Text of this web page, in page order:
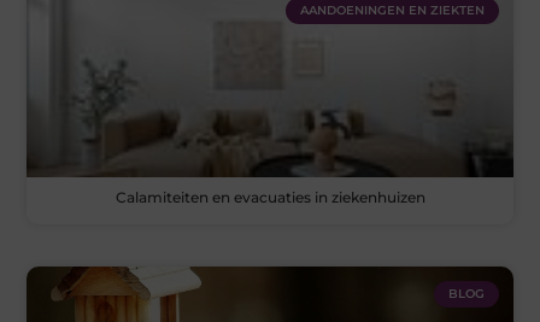
AANDOENINGEN EN ZIEKTEN
Calamiteiten en evacuaties in ziekenhuizen
BLOG